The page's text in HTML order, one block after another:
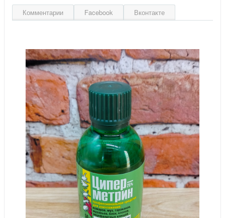
Комментарии Facebook Вконтакте